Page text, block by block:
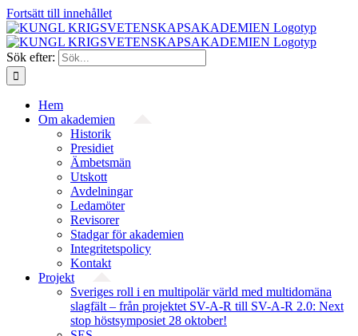
Fortsätt till innehållet
Sök efter:
Hem
Om akademien
Historik
Presidiet
Ämbetsmän
Utskott
Avdelningar
Ledamöter
Revisorer
Stadgar för akademien
Integritetspolicy
Kontakt
Projekt
Sveriges roll i en multipolär värld med multidomäna
slagfält – från projektet SV-A-R till SV-A-R 2.0: Next
stop höstsymposiet 28 oktober!